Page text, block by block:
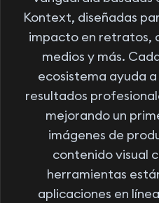
Kontext, diseñadas
impacto en retratos,
medios y más.
ecosistema ayuda
resultados
mejorando un
imágenes de
contenido visual
herramientas
aplicaciones en